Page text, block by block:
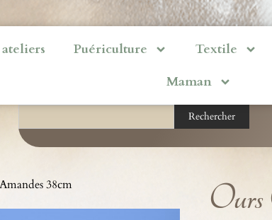
Puériculture
Textile
Maman
Rechercher
38cm